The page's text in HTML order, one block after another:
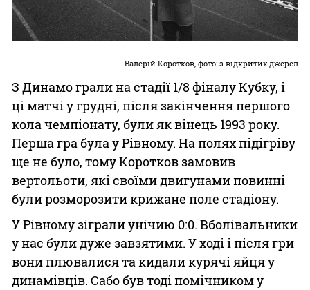
Валерій Коротков, фото: з відкритих джерел
З Динамо грали на стадії 1/8 фіналу Кубку, і
ці матчі у грудні, після закінчення першого
кола чемпіонату, були як вінець 1993 року.
Перша гра була у Рівному. На полях підігріву
ще не було, тому Коротков замовив
вертольоти, які своїми двигунами повинні
були розморозити крижане поле стадіону.
У Рівному зіграли унічию 0:0. Вболівальники
у нас були дуже завзятими. У ході і після гри
вони плювалися та кидали курячі яйця у
динамівців. Сабо був тоді помічником у